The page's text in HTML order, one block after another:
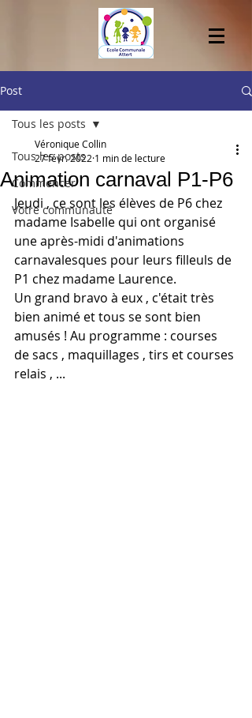
Post
Tous les posts
Commencer
Votre communauté
Tous les posts
Animation carnaval P1-P6
Véronique Collin
27 févr. 2022 1 min de lecture
Jeudi , ce sont les élèves de P6 chez
madame Isabelle qui ont organisé
une après-midi d'animations
carnavalesques pour leurs filleuls de
P1 chez madame Laurence.
Un grand bravo à eux , c'était très
bien animé et tous se sont bien
amusés ! Au programme : courses
de sacs , maquillages , tirs et courses
relais , ...